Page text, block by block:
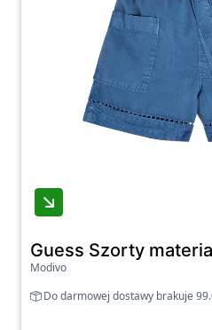
Guess Szorty
Modivo
Do darmowej dostawy brakuje